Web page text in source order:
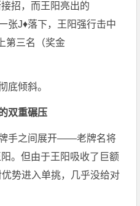
招，而王阳亮出的
张J♦落下，王阳强行击中
第三名（奖金
底倾斜。
双重碾压
手之间展开——老牌名将
。但由于王阳吸收了巨额
势进入单挑，几乎没给对